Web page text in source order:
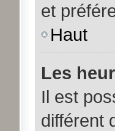
et
Haut
Les
Il est
différent